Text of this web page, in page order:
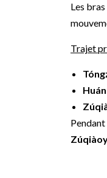
Les
Trajet
Pendant